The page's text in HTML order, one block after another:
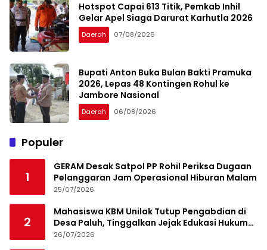
Hotspot Capai 613 Titik, Pemkab Inhil
Gelar Apel Siaga Darurat Karhutla 2026
Daerah 07/08/2026
Bupati Anton Buka Bulan Bakti Pramuka
2026, Lepas 48 Kontingen Rohul ke
Jambore Nasional
Daerah 06/08/2026
Populer
1
GERAM Desak Satpol PP Rohil Periksa Dugaan
Pelanggaran Jam Operasional Hiburan Malam
25/07/2026
2
Mahasiswa KBM Unilak Tutup Pengabdian di
Desa Paluh, Tinggalkan Jejak Edukasi Hukum
dan Aksi Sosial
26/07/2026